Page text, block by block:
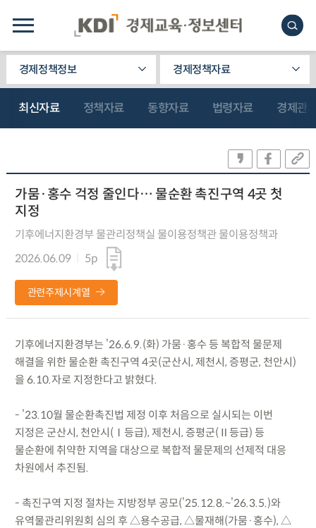
경제정책정보 경제정책자료
최신자료 정책자료 동향자료 법령자료 경제관
가뭄·홍수 걱정 줄인다… 물순환 촉진구역 4곳 첫
지정
기후에너지환경부 물관리정책실 물이용정책관 물이용정책과
2026.06.09
5p
관련주제시계열
기후에너지환경부는 ’26.6.9.(화) 가뭄·홍수 등 복합적 물문제
해결을 위한 물순환 촉진구역 4곳(군산시, 제천시, 증평군, 천안시)
을 6.10.자로 지정한다고 밝혔다.
- ’23.10월 물순환촉진법 제정 이후 처음으로 실시되는 이번
지정은 군산시, 천안시(Ⅰ등급), 제천시, 증평군(Ⅱ등급) 등
물순환에 취약한 지역을 대상으로 복합적 물문제의 선제적 대응
차원에서 추진됨.
- 촉진구역 지정 절차는 지방정부 공모(’25.12.8.~’26.3.5.)와
유역물관리위원회 심의 후 △용수공급, △물재해(가뭄·홍수), △